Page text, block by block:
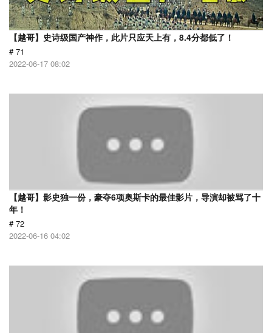
【越哥】史诗级国产神作，此片只应天上有，8.4分都低了！
# 71
2022-06-17 08:02
【越哥】影史独一份，豪夺6项奥斯卡的最佳影片，导演却被骂了十
年！
# 72
2022-06-16 04:02